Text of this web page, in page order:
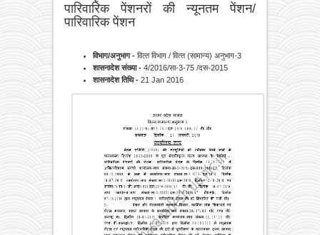
पारिवारिक पेंशनरों की न्‍यूनतम पेंशन/
पारिवारिक पेंशन
विभाग/अनुभाग - वित्‍त विभाग / वित्‍त (सामान्‍य) अनुभाग-3
शासनादेश संख्या - 4/2016/सा-3-75 /दस-2015
शासनादेश तिथि - 21 Jan 2016